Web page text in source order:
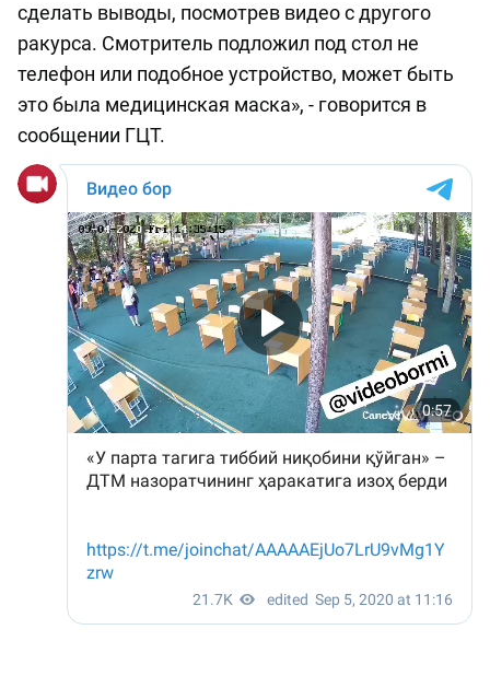
сделать выводы, посмотрев видео с другого
ракурса. Смотритель подложил под стол не
телефон или подобное устройство, может быть
это была медицинская маска», - говорится в
сообщении ГЦТ.